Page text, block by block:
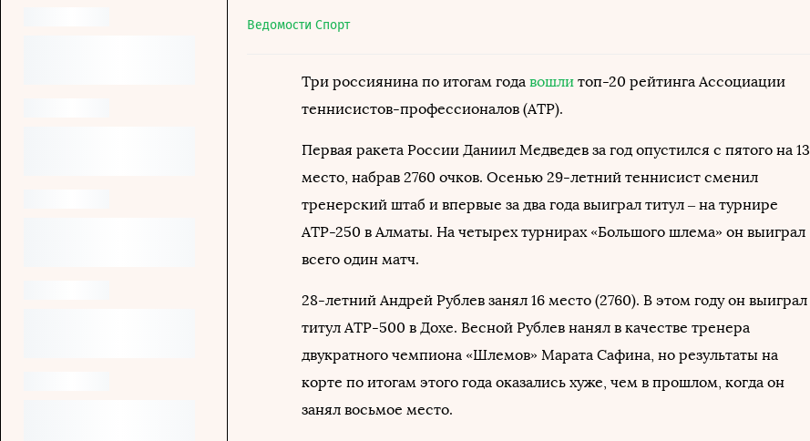
Ведомости Спорт
Три россиянина по итогам года вошли топ-20 рейтинга Ассоциации
теннисистов-профессионалов (ATP).
Первая ракета России Даниил Медведев за год опустился с пятого на 13
место, набрав 2760 очков. Осенью 29-летний теннисист сменил
тренерский штаб и впервые за два года выиграл титул – на турнире
ATP-250 в Алматы. На четырех турнирах «Большого шлема» он выиграл
всего один матч.
28-летний Андрей Рублев занял 16 место (2760). В этом году он выиграл
титул ATP-500 в Дохе. Весной Рублев нанял в качестве тренера
двукратного чемпиона «Шлемов» Марата Сафина, но результаты на
корте по итогам этого года оказались хуже, чем в прошлом, когда он
занял восьмое место.